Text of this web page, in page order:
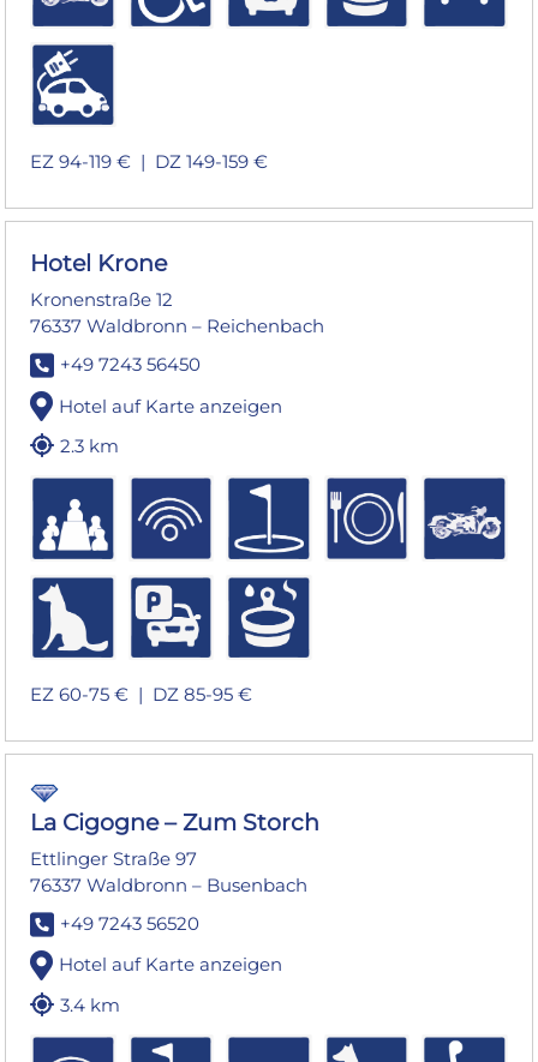
EZ 94-119 € | DZ 149-159 €
Hotel Krone
Kronenstraße 12
76337 Waldbronn – Reichenbach
+49 7243 56450
Hotel auf Karte anzeigen
2.3 km
EZ 60-75 € | DZ 85-95 €
La Cigogne – Zum Storch
Ettlinger Straße 97
76337 Waldbronn – Busenbach
+49 7243 56520
Hotel auf Karte anzeigen
3.4 km